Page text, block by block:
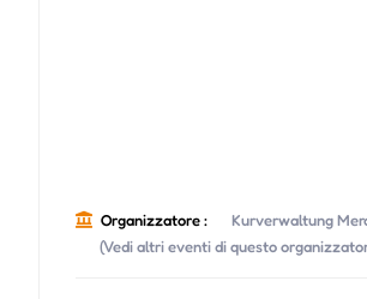
Organizzatore :
Kurverwaltung
(Vedi altri eventi di questo